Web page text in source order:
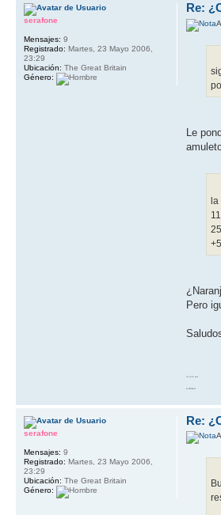
Re:
Le
Pero
serafone
Mensajes: 9
Registrado: Martes, 23 Mayo 2006,
23:29
Ubicación: The Great Britain
Género:
Re:
serafone
Mensajes: 9
Registrado: Martes, 23 Mayo 2006,
23:29
Ubicación: The Great Britain
Género: